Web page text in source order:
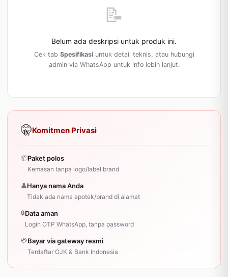
📝
Belum ada deskripsi untuk produk ini.
Cek tab Spesifikasiuntuk detail teknis, atau hubungi
admin via WhatsApp untuk info lebih lanjut.
🤫Komitmen Privasi
📦Paket polos
Kemasan tanpa logo/label brand
👤Hanya nama Anda
Tidak ada nama apotek/brand di alamat
🔒Data aman
Login OTP WhatsApp, tanpa password
💳Bayar via gateway resmi
Terdaftar OJK & Bank Indonesia